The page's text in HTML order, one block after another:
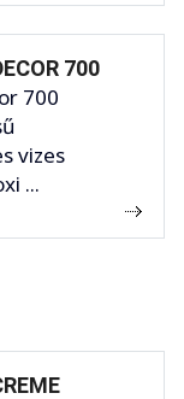
700
700
vizes
...